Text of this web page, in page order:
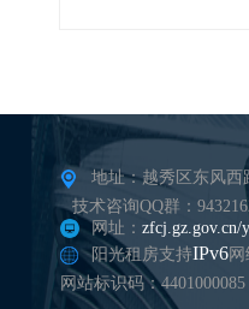
地址：越秀区东风西
技术咨询QQ群：
网址： zfcj.gz.gov.cn/
阳光租房支持IPv6网
网站标识码：4401000085